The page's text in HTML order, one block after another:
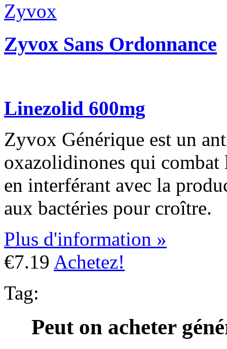
Zyvox Sans Ordonnance
Linezolid 600mg
Zyvox Générique est un
oxazolidinones qui combat
en interférant avec la
aux bactéries pour croître.
Plus d'information »
€7.19 Achetez!
Tag:
Peut on acheter